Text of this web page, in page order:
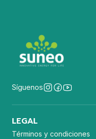
Síguenos
LEGAL
Términos y condiciones